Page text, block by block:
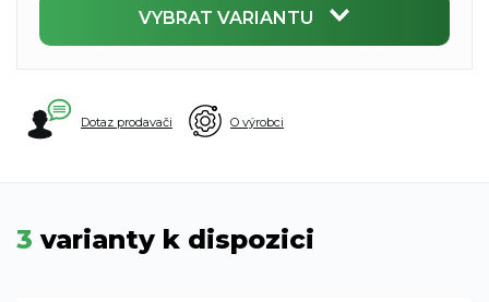
VYBRAT VARIANTU
Dotaz prodavači O výrobci
3 varianty k dispozici